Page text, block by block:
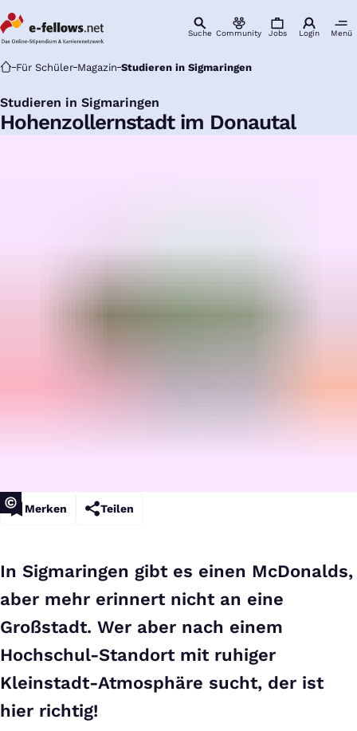
Suche Community Jobs Login Menü
Startseite
Für Schüler Magazin Studieren in Sigmaringen
Studieren in Sigmaringen
:
Hohenzollernstadt im Donautal
Merken Teilen
In Sigmaringen gibt es einen McDonalds,
aber mehr erinnert nicht an eine
Großstadt. Wer aber nach einem
Hochschul-Standort mit ruhiger
Kleinstadt-Atmosphäre sucht, der ist
hier richtig!